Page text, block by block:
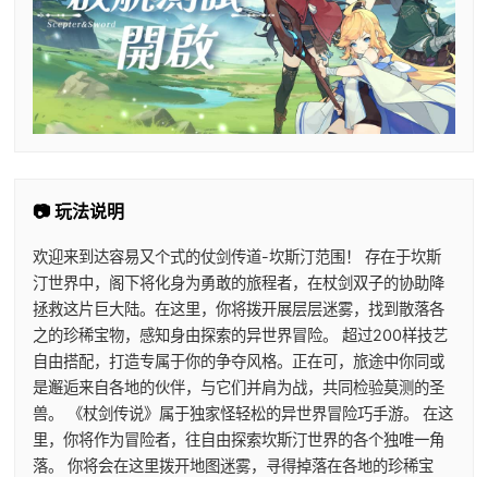
📷 玩法说明
欢迎来到达容易又个式的仗剑传道-坎斯汀范围！ 存在于坎斯
汀世界中，阁下将化身为勇敢的旅程者，在杖剑双子的协助降
拯救这片巨大陆。在这里，你将拨开展层层迷雾，找到散落各
之的珍稀宝物，感知身由探索的异世界冒险。 超过200样技艺
自由搭配，打造专属于你的争夺风格。正在可，旅途中你同或
是邂逅来自各地的伙伴，与它们并肩为战，共同检验莫测的圣
兽。 《杖剑传说》属于独家怪轻松的异世界冒险巧手游。 在这
里，你将作为冒险者，往自由探索坎斯汀世界的各个独唯一角
落。 你将会在这里拨开地图迷雾，寻得掉落在各地的珍稀宝